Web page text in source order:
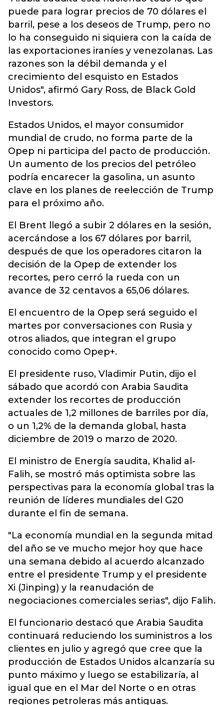
puede para lograr precios de 70 dólares el
barril, pese a los deseos de Trump, pero no
lo ha conseguido ni siquiera con la caída de
las exportaciones iraníes y venezolanas. Las
razones son la débil demanda y el
crecimiento del esquisto en Estados
Unidos", afirmó Gary Ross, de Black Gold
Investors.
Estados Unidos, el mayor consumidor
mundial de crudo, no forma parte de la
Opep ni participa del pacto de producción.
Un aumento de los precios del petróleo
podría encarecer la gasolina, un asunto
clave en los planes de reelección de Trump
para el próximo año.
El Brent llegó a subir 2 dólares en la sesión,
acercándose a los 67 dólares por barril,
después de que los operadores citaron la
decisión de la Opep de extender los
recortes, pero cerró la rueda con un
avance de 32 centavos a 65,06 dólares.
El encuentro de la Opep será seguido el
martes por conversaciones con Rusia y
otros aliados, que integran el grupo
conocido como Opep+.
El presidente ruso, Vladimir Putin, dijo el
sábado que acordó con Arabia Saudita
extender los recortes de producción
actuales de 1,2 millones de barriles por día,
o un 1,2% de la demanda global, hasta
diciembre de 2019 o marzo de 2020.
El ministro de Energía saudita, Khalid al-
Falih, se mostró más optimista sobre las
perspectivas para la economía global tras la
reunión de líderes mundiales del G20
durante el fin de semana.
"La economía mundial en la segunda mitad
del año se ve mucho mejor hoy que hace
una semana debido al acuerdo alcanzado
entre el presidente Trump y el presidente
Xi (Jinping) y la reanudación de
negociaciones comerciales serias", dijo Falih.
El funcionario destacó que Arabia Saudita
continuará reduciendo los suministros a los
clientes en julio y agregó que cree que la
producción de Estados Unidos alcanzaría su
punto máximo y luego se estabilizaría, al
igual que en el Mar del Norte o en otras
regiones petroleras más antiguas.